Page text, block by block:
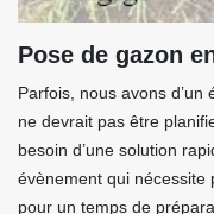
Pose de gazon
Parfois, nous avons
ne devrait pas être
besoin d’une solution
évènement qui nécessite
pour un temps de